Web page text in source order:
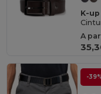
K-up
A
-